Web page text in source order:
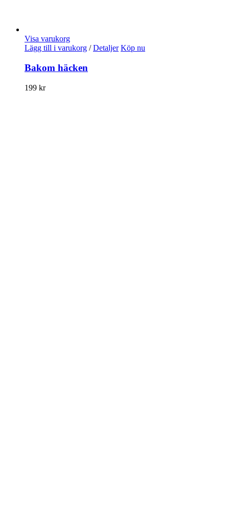
Visa varukorg
Lägg till i varukorg / Detaljer Köp nu
Bakom häcken
199 kr